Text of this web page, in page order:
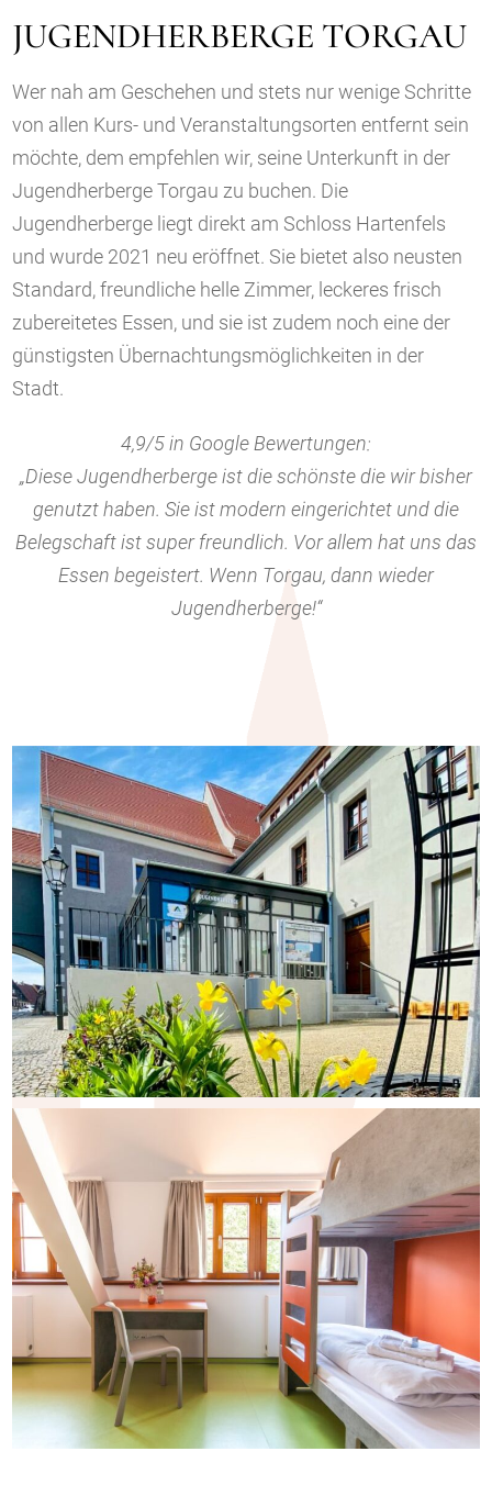
JUGENDHERBERGE TORGAU
Wer nah am Geschehen und stets nur wenige Schritte
von allen Kurs- und Veranstaltungsorten entfernt sein
möchte, dem empfehlen wir, seine Unterkunft in der
Jugendherberge Torgau zu buchen. Die
Jugendherberge liegt direkt am Schloss Hartenfels
und wurde 2021 neu eröffnet. Sie bietet also neusten
Standard, freundliche helle Zimmer, leckeres frisch
zubereitetes Essen, und sie ist zudem noch eine der
günstigsten Übernachtungsmöglichkeiten in der
Stadt.
4,9/5 in Google Bewertungen:
„Diese Jugendherberge ist die schönste die wir bisher
genutzt haben. Sie ist modern eingerichtet und die
Belegschaft ist super freundlich. Vor allem hat uns das
Essen begeistert. Wenn Torgau, dann wieder
Jugendherberge!“